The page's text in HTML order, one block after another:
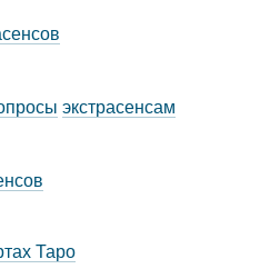
экстрасенсам
Таро